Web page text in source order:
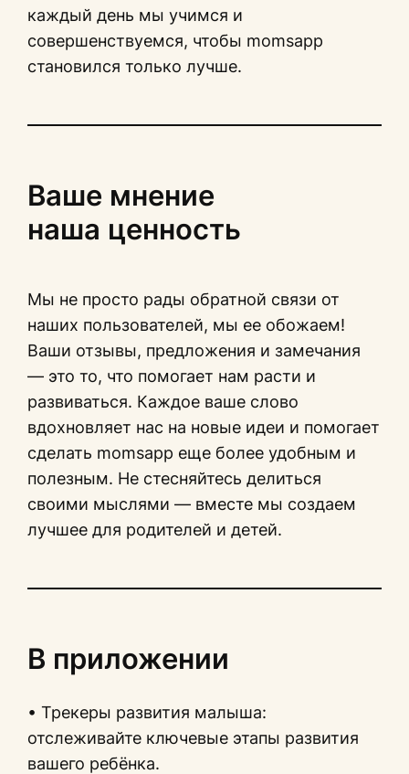
каждый день мы учимся и
совершенствуемся, чтобы momsapp
становился только лучше.
Ваше мнение
наша ценность
Мы не просто рады обратной связи от
наших пользователей, мы ее обожаем!
Ваши отзывы, предложения и замечания
— это то, что помогает нам расти и
развиваться. Каждое ваше слово
вдохновляет нас на новые идеи и помогает
сделать momsapp еще более удобным и
полезным. Не стесняйтесь делиться
своими мыслями — вместе мы создаем
лучшее для родителей и детей.
В приложении
• Трекеры развития малыша:
отслеживайте ключевые этапы развития
вашего ребёнка.